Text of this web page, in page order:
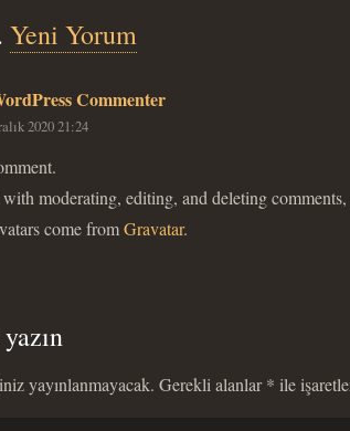
Yeni Yorum
Commenter
2020 21:24
moderating, editing, and deleting
come fromGravatar.
yayınlanmayacak. Gerekli alanlar* ile